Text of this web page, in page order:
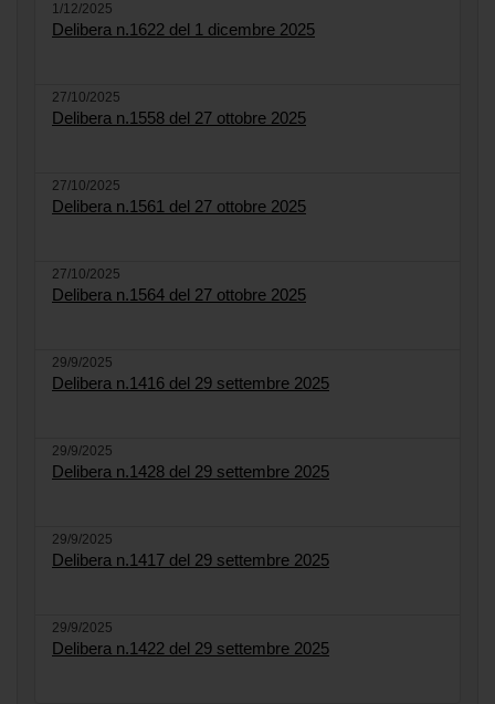
1/12/2025
Delibera n.1622 del 1 dicembre 2025
27/10/2025
Delibera n.1558 del 27 ottobre 2025
27/10/2025
Delibera n.1561 del 27 ottobre 2025
27/10/2025
Delibera n.1564 del 27 ottobre 2025
29/9/2025
Delibera n.1416 del 29 settembre 2025
29/9/2025
Delibera n.1428 del 29 settembre 2025
29/9/2025
Delibera n.1417 del 29 settembre 2025
29/9/2025
Delibera n.1422 del 29 settembre 2025